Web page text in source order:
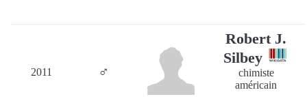
2011 ♂
Robert J.
Silbey
chimiste
américain